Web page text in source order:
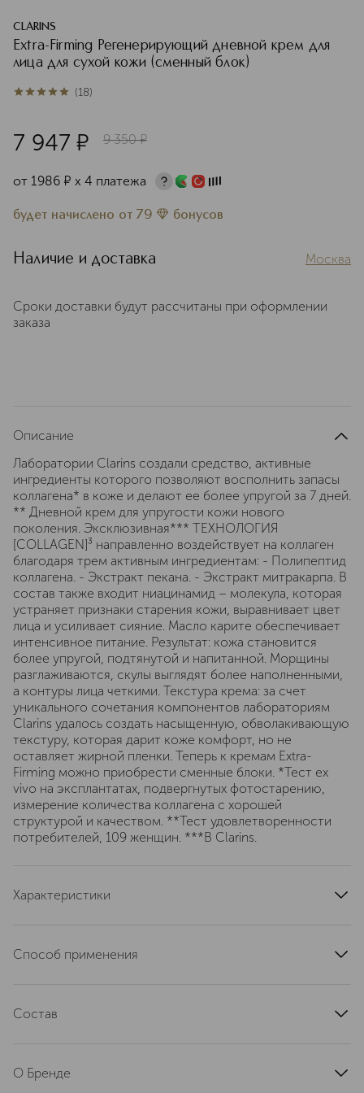
CLARINS
Extra-Firming Регенерирующий дневной крем для
лица для сухой кожи (сменный блок)
5из 518 (18)
7 947 ¤ 9 350 ¤
от 1986 ¤ х 4 платежа
будет начислено от 79 бонусов
Наличие и доставка Москва
Сроки доставки будут рассчитаны при оформлении
заказа
Описание
Лаборатории Clarins создали средство, активные
ингредиенты которого позволяют восполнить запасы
коллагена* в коже и делают ее более упругой за 7 дней.
** Дневной крем для упругости кожи нового
поколения. Эксклюзивная*** ТЕХНОЛОГИЯ
[COLLAGEN]³ направленно воздействует на коллаген
благодаря трем активным ингредиентам: - Полипептид
коллагена. - Экстракт пекана. - Экстракт митракарпа. В
состав также входит ниацинамид – молекула, которая
устраняет признаки старения кожи, выравнивает цвет
лица и усиливает сияние. Масло карите обеспечивает
интенсивное питание. Результат: кожа становится
более упругой, подтянутой и напитанной. Морщины
разглаживаются, скулы выглядят более наполненными,
а контуры лица четкими. Текстура крема: за счет
уникального сочетания компонентов лабораториям
Clarins удалось создать насыщенную, обволакивающую
текстуру, которая дарит коже комфорт, но не
оставляет жирной пленки. Теперь к кремам Extra-
Firming можно приобрести сменные блоки. *Тест ex
vivo на эксплантатах, подвергнутых фотостарению,
измерение количества коллагена с хорошей
структурой и качеством. **Тест удовлетворенности
потребителей, 109 женщин. ***В Clarins.
Характеристики
область применения
эффект
лифтинг
Способ применения
ухода.
Состав
PROPANEDIOL, HYDROGENATED COCO-GLYCERIDES,
О Бренде